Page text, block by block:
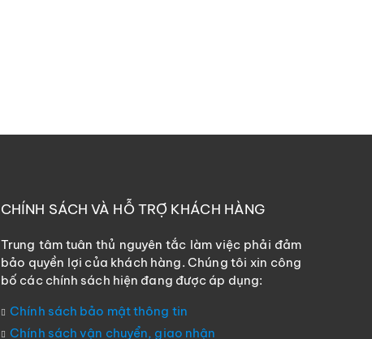
CHÍNH SÁCH VÀ HỖ TRỢ KHÁCH HÀNG
Trung tâm tuân thủ nguyên tắc làm việc phải đảm
bảo quyền lợi của khách hàng. Chúng tôi xin công
bố các chính sách hiện đang được áp dụng:
Chính sách bảo mật thông tin
Chính sách vận chuyển, giao nhận